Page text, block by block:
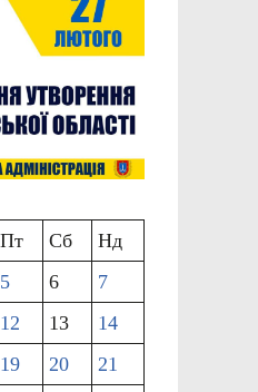
Пт Сб
Нд
5 6
7
12 13
14
19 20
21